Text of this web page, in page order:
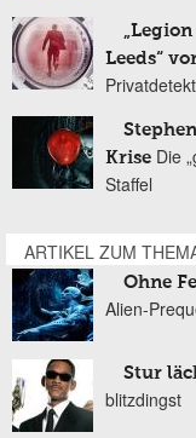
Leeds“
Krise Die
Staffel
ARTIKEL ZUM
Ohne
Alien-
Stur
blitzdingst